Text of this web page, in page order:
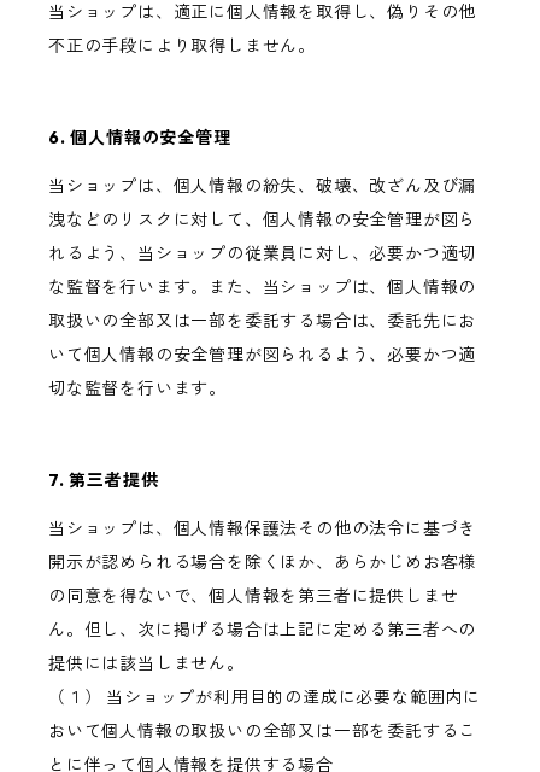
当ショップは、適正に個人情報を取得し、偽りその他
不正の手段により取得しません。
6. 個人情報の安全管理
当ショップは、個人情報の紛失、破壊、改ざん及び漏
洩などのリスクに対して、個人情報の安全管理が図ら
れるよう、当ショップの従業員に対し、必要かつ適切
な監督を行います。また、当ショップは、個人情報の
取扱いの全部又は一部を委託する場合は、委託先にお
いて個人情報の安全管理が図られるよう、必要かつ適
切な監督を行います。
7. 第三者提供
当ショップは、個人情報保護法その他の法令に基づき
開示が認められる場合を除くほか、あらかじめお客様
の同意を得ないで、個人情報を第三者に提供しませ
ん。但し、次に掲げる場合は上記に定める第三者への
提供には該当しません。
（１） 当ショップが利用目的の達成に必要な範囲内に
おいて個人情報の取扱いの全部又は一部を委託するこ
とに伴って個人情報を提供する場合